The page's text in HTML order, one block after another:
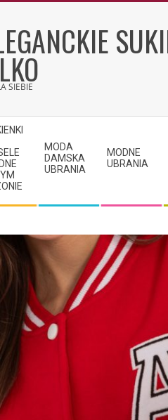
SIEBIE
MODA
DAMSKA
UBRANIA
MODNE
UBRANIA